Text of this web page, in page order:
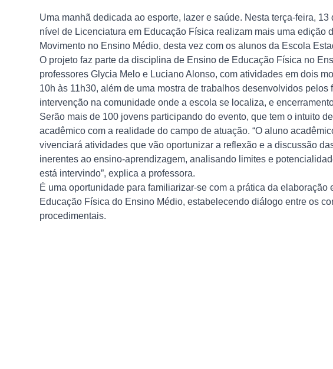
Uma manhã dedicada ao esporte, lazer e saúde. Nesta terça-feira,
nível de Licenciatura em Educação Física realizam mais uma edição
Movimento no Ensino Médio, desta vez com os alunos da Escola
O projeto faz parte da disciplina de Ensino de Educação Física no
professores Glycia Melo e Luciano Alonso, com atividades em dois
10h às 11h30, além de uma mostra de trabalhos desenvolvidos pelos
intervenção na comunidade onde a escola se localiza, e
Serão mais de 100 jovens participando do evento, que tem o intuito
acadêmico com a realidade do campo de atuação. “O aluno
vivenciará atividades que vão oportunizar a reflexão e a discussão
inerentes ao ensino-aprendizagem, analisando limites e
está intervindo”, explica a professora.
É uma oportunidade para familiarizar-se com a prática da elaboração
Educação Física do Ensino Médio, estabelecendo diálogo entre os
procedimentais.